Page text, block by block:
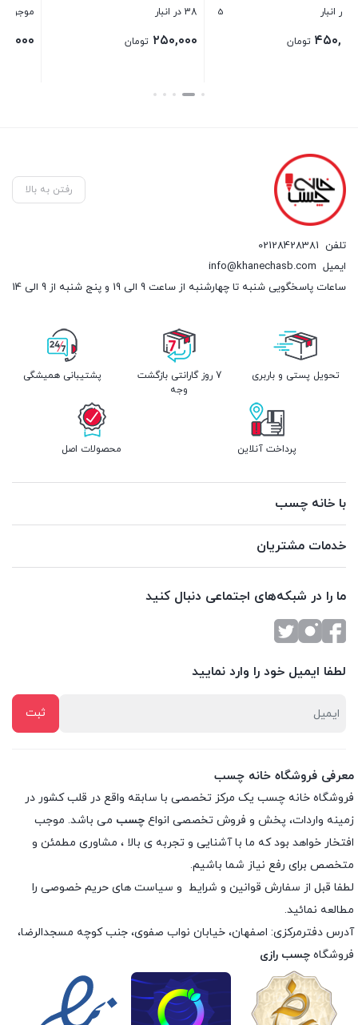
38 در انبار
۲۵۰,۰۰۰
موجود 3
۵۰,۰۰۰ تومان
بستن
رفتن به بالا
تلفن 02128428381
ایمیل info@khanechasb.com
ساعات پاسخگویی شنبه تا چهارشنبه از ساعت 9 الی 19 و پنج شنبه از 9 الی 14
تحویل پستی و باربری
7 روز گارانتی بازگشت
وجه
پشتیبانی همیشگی
پرداخت آنلاین محصولات اصل
با خانه چسب
خدمات مشتریان
ما را در شبکه‌های اجتماعی دنبال کنید
لطفا ایمیل خود را وارد نمایید
معرفی فروشگاه خانه چسب
فروشگاه خانه چسب یک مرکز تخصصی با سابقه واقع در قلب کشور در
زمینه واردات، پخش و فروش تخصصی انواع چسب می باشد. موجب
افتخار خواهد بود که ما با آشنایی و تجربه ی بالا ، مشاوری مطمئن و
متخصص برای رفع نیاز شما باشیم.
لطفا قبل از سفارش قوانین و شرایط و سیاست های حریم خصوصی را
مطالعه نمائید.
آدرس دفترمرکزی: اصفهان، خیابان نواب صفوی، جنب کوچه مسجدالرضا،
فروشگاه چسب رازی